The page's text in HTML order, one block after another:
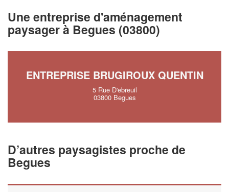
Une entreprise d'aménagement
paysager à Begues (03800)
ENTREPRISE BRUGIROUX QUENTIN
5 Rue D'ebreuil
03800 Begues
D’autres paysagistes proche de
Begues
Augmentez votrechiffre d'affaires
vosmargestout en gagnant de
En savoir plus